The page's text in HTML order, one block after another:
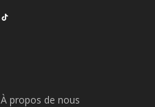
À propos de nous